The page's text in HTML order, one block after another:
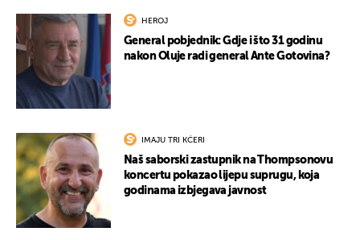
HEROJ
General pobjednik: Gdje i što 31 godinu
nakon Oluje radi general Ante Gotovina?
IMAJU TRI KĆERI
Naš saborski zastupnik na Thompsonovu
koncertu pokazao lijepu suprugu, koja
godinama izbjegava javnost